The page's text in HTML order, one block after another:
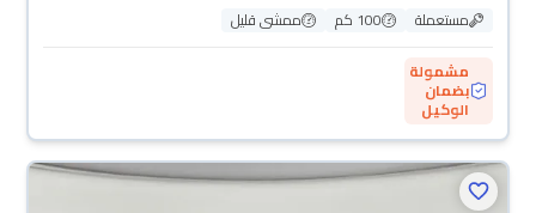
مستعملة 100 كم
ممشى قليل
مشمولة
بضمان
الوكيل